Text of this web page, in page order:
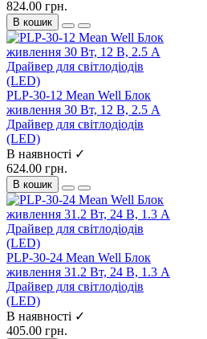
824.00 грн.
В кошик
PLP-30-12 Mean Well Блок
живлення 30 Вт, 12 В, 2.5 А
Драйвер для світлодіодів
(LED)
В наявності ✓
624.00 грн.
В кошик
PLP-30-24 Mean Well Блок
живлення 31.2 Вт, 24 В, 1.3 А
Драйвер для світлодіодів
(LED)
В наявності ✓
405.00 грн.